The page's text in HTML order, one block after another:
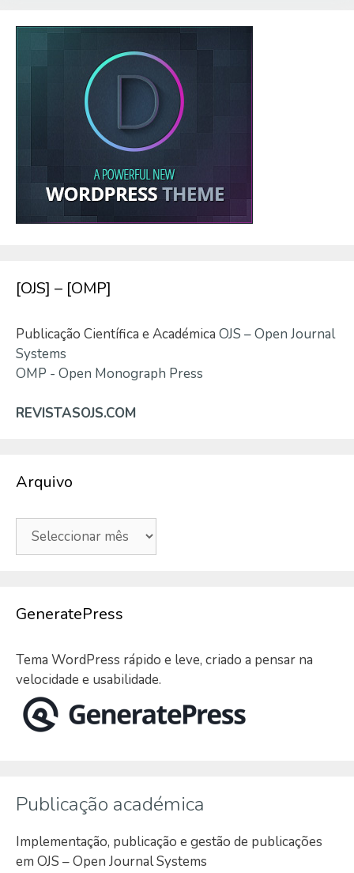
[OJS] – [OMP]
Publicação Científica e Académica OJS – Open Journal
Systems
OMP - Open Monograph Press
REVISTASOJS.COM
Arquivo
Arquivo
GeneratePress
Tema WordPress rápido e leve, criado a pensar na
velocidade e usabilidade.
Publicação académica
Implementação, publicação e gestão de publicações
em OJS – Open Journal Systems